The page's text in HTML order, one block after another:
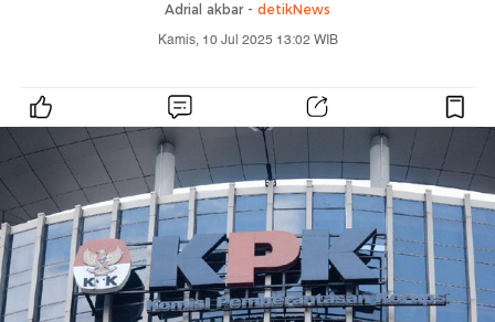
Adrial akbar - detikNews
Kamis, 10 Jul 2025 13:02 WIB